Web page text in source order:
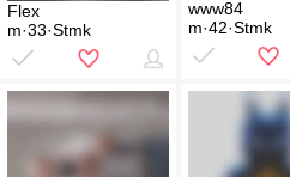
Flex
m·33·Stmk
www84
m·42·Stmk